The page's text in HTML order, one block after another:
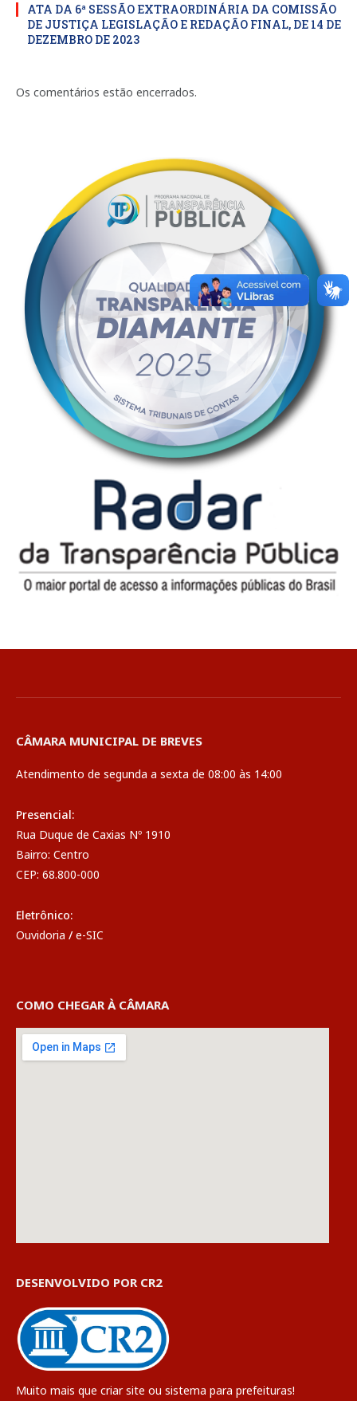
ATA DA 6ª SESSÃO EXTRAORDINÁRIA DA COMISSÃO
DE JUSTIÇA LEGISLAÇÃO E REDAÇÃO FINAL, DE 14 DE
DEZEMBRO DE 2023
Os comentários estão encerrados.
CÂMARA MUNICIPAL DE BREVES
Atendimento de segunda a sexta de 08:00 às 14:00
Presencial:
Rua Duque de Caxias Nº 1910
Bairro: Centro
CEP: 68.800-000
Eletrônico:
Ouvidoria / e-SIC
COMO CHEGAR À CÂMARA
DESENVOLVIDO POR CR2
Muito mais que criar site ou sistema para prefeituras!